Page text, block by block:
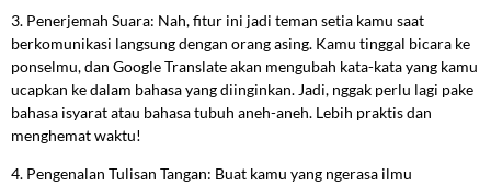
3. Penerjemah Suara: Nah, fitur ini jadi teman setia kamu saat
berkomunikasi langsung dengan orang asing. Kamu tinggal bicara ke
ponselmu, dan Google Translate akan mengubah kata-kata yang kamu
ucapkan ke dalam bahasa yang diinginkan. Jadi, nggak perlu lagi pake
bahasa isyarat atau bahasa tubuh aneh-aneh. Lebih praktis dan
menghemat waktu!
4. Pengenalan Tulisan Tangan: Buat kamu yang ngerasa ilmu